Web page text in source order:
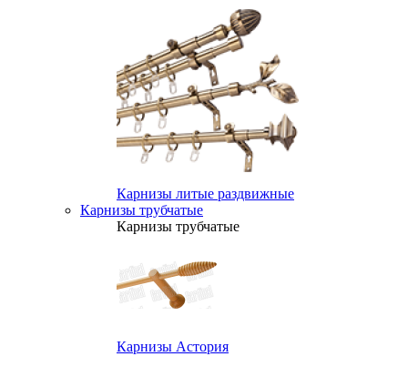
Карнизы литые раздвижные
Карнизы трубчатые
Карнизы трубчатые
Карнизы Астория